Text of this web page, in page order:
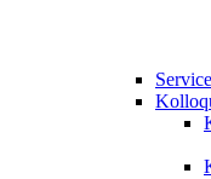
Service